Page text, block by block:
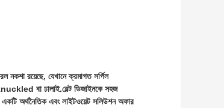
নকশা রয়েছে, যেখানে ক্রমাগত সর্পিল
বা ঢালাই.বেল্ট ডিজাইনকে সহজ
একটি অর্থনৈতিক এবং লাইটওয়েট সলিউশন অফার